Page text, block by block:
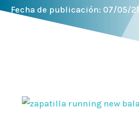
Fecha de publicación: 07/05/21